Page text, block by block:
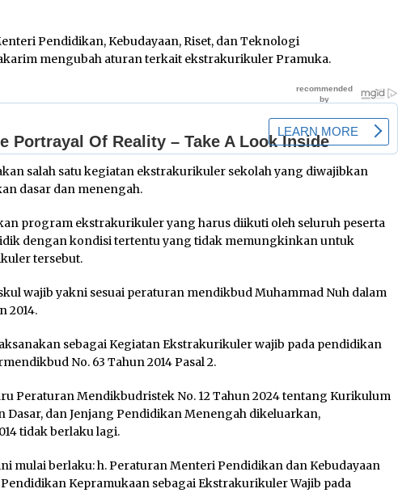
Pendidikan, Kebudayaan, Riset, dan Teknologi
mengubah aturan terkait ekstrakurikuler Pramuka.
salah satu kegiatan ekstrakurikuler sekolah yang diwajibkan
dasar dan menengah.
program ekstrakurikuler yang harus diikuti oleh seluruh peserta
dengan kondisi tertentu yang tidak memungkinkan untuk
tersebut.
wajib yakni sesuai peraturan mendikbud Muhammad Nuh dalam
2014.
sebagai Kegiatan Ekstrakurikuler wajib pada pendidikan
No. 63 Tahun 2014 Pasal 2.
Peraturan Mendikbudristek No. 12 Tahun 2024 tentang Kurikulum
Dasar, dan Jenjang Pendidikan Menengah dikeluarkan,
tidak berlaku lagi.
mulai berlaku: h. Peraturan Menteri Pendidikan dan Kebudayaan
Kepramukaan sebagai Ekstrakurikuler Wajib pada